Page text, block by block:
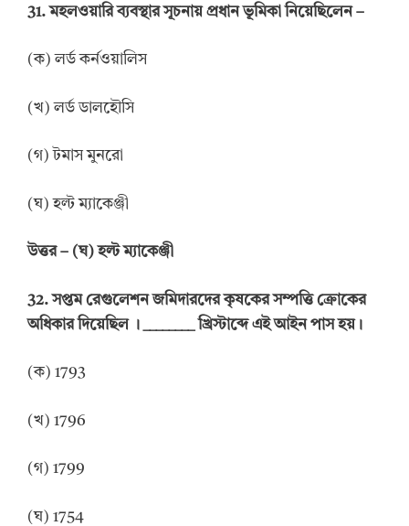
31.মহলওয়ারি ব্যবস্থার সূচনায় প্রধান ভূমিকা নিয়েছিলেন–
(ক) লর্ড কর্নওয়ালিস
(খ) লর্ড ডালহৌসি
(গ) টমাস মুনরো
(ঘ) হল্ট ম্যাকেঞ্জী
উত্তর– (ঘ) হল্ট ম্যাকেঞ্জী
32.সপ্তম রেগুলেশন জমিদারদের কৃষকের সম্পত্তি ক্রোকের
অধিকার দিয়েছিল । খ্রিস্টাব্দে এই আইন পাস হয়।
(ক) 1793
(খ) 1796
(গ) 1799
(ঘ) 1754